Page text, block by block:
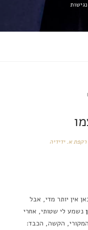
רקפת א. ידידיה
אין יותר מדי, אבל
נשמע לי שטותי, אחרי
הקשה, הכבד: